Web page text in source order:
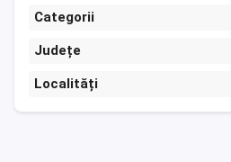
Categorii
Județe
Localități